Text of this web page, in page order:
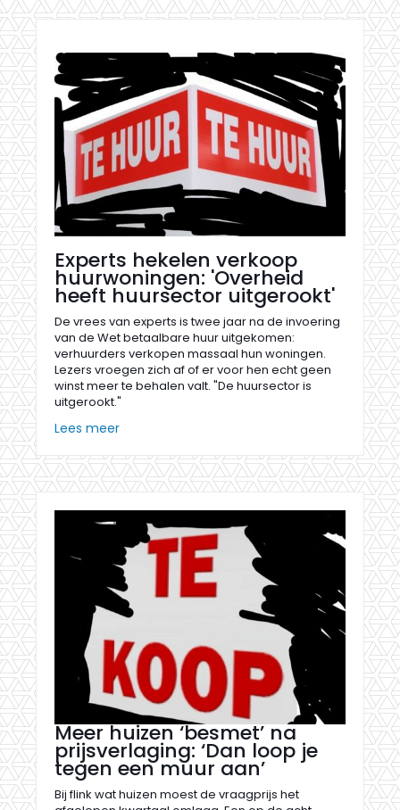
Experts hekelen verkoop
huurwoningen: 'Overheid
heeft huursector uitgerookt'
De vrees van experts is twee jaar na de invoering
van de Wet betaalbare huur uitgekomen:
verhuurders verkopen massaal hun woningen.
Lezers vroegen zich af of er voor hen echt geen
winst meer te behalen valt. "De huursector is
uitgerookt."
Lees meer
Meer huizen ‘besmet’ na
prijsverlaging: ‘Dan loop je
tegen een muur aan’
Bij flink wat huizen moest de vraagprijs het